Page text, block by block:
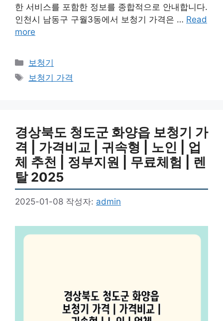
한 서비스를 포함한 정보를 종합적으로 안내합니다.
인천시 남동구 구월3동에서 보청기 가격은 … Read
more
카
테
보청기
태
보청기 가격
경상북도 청도군 화양읍 보청기 가
격 | 가격비교 | 귀속형 | 노인 | 업
체 추천 | 정부지원 | 무료체험 | 렌
탈 2025
2025-01-08 작성자: admin